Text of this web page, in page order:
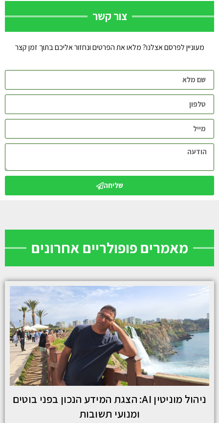
צור קשר
מעוניין לפרסם אצלנו? מלאו את הפרטים ונחזור אליכם בתוך זמן קצר
שליחה
מאמרים פופולריים אחרונים
ניהול מוניטין AI: הצגת המידע הנכון בפני בוטים
ומנועי תשובות